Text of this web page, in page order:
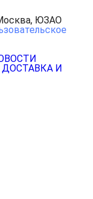
ЮЗАО
ДОСТАВКА И